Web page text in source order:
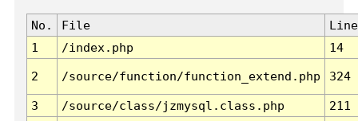
No. File
Line
1
/index.php 14
2 /source/function/function_extend.php 324
3 /source/class/jzmysql.class.php
211